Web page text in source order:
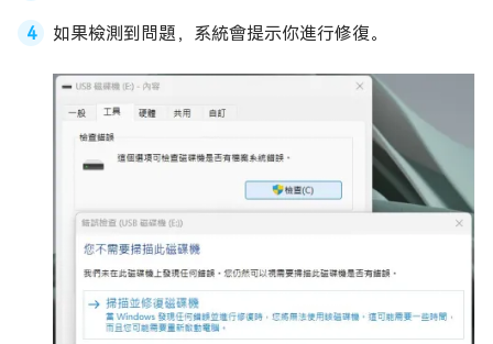
如果檢測到問題，系統會提示你進行修復。